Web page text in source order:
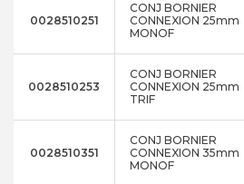
0028510251
CONJ BORNIER
CONNEXION 25mm
MONOF
0028510253
CONJ BORNIER
CONNEXION 25mm
TRIF
0028510351
CONJ BORNIER
CONNEXION 35mm
MONOF